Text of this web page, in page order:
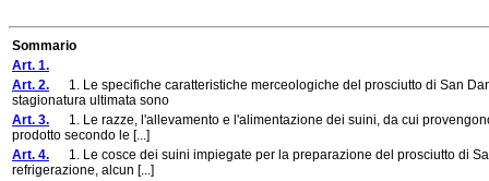
Sommario
Art. 1.
Art. 2. 1. Le specifiche caratteristiche merceologiche del prosciutto di San
stagionatura ultimata sono
Art. 3. 1. Le razze, l'allevamento e l'alimentazione dei suini, da cui
prodotto secondo le [...]
Art. 4. 1. Le cosce dei suini impiegate per la preparazione del prosciutto di
refrigerazione, alcun [...]